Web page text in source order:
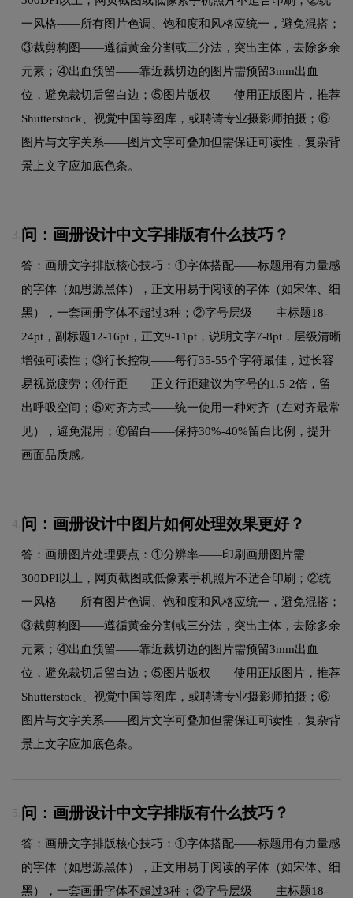
一风格——所有图片色调、饱和度和风格应统一，避免混搭；
③裁剪构图——遵循黄金分割或三分法，突出主体，去除多余
元素；④出血预留——靠近裁切边的图片需预留3mm出血
位，避免裁切后留白边；⑤图片版权——使用正版图片，推荐
Shutterstock、视觉中国等图库，或聘请专业摄影师拍摄；⑥
图片与文字关系——图片文字可叠加但需保证可读性，复杂背
景上文字应加底色条。
3. 问：画册设计中文字排版有什么技巧？
答：画册文字排版核心技巧：①字体搭配——标题用有力量感
的字体（如思源黑体），正文用易于阅读的字体（如宋体、细
黑），一套画册字体不超过3种；②字号层级——主标题18-
24pt，副标题12-16pt，正文9-11pt，说明文字7-8pt，层级清晰
增强可读性；③行长控制——每行35-55个字符最佳，过长容
易视觉疲劳；④行距——正文行距建议为字号的1.5-2倍，留
出呼吸空间；⑤对齐方式——统一使用一种对齐（左对齐最常
见），避免混用；⑥留白——保持30%-40%留白比例，提升
画面品质感。
4. 问：画册设计中图片如何处理效果更好？
答：画册图片处理要点：①分辨率——印刷画册图片需
300DPI以上，网页截图或低像素手机照片不适合印刷；②统
一风格——所有图片色调、饱和度和风格应统一，避免混搭；
③裁剪构图——遵循黄金分割或三分法，突出主体，去除多余
元素；④出血预留——靠近裁切边的图片需预留3mm出血
位，避免裁切后留白边；⑤图片版权——使用正版图片，推荐
Shutterstock、视觉中国等图库，或聘请专业摄影师拍摄；⑥
图片与文字关系——图片文字可叠加但需保证可读性，复杂背
景上文字应加底色条。
5. 问：画册设计中文字排版有什么技巧？
答：画册文字排版核心技巧：①字体搭配——标题用有力量感
的字体（如思源黑体），正文用易于阅读的字体（如宋体、细
黑），一套画册字体不超过3种；②字号层级——主标题18-